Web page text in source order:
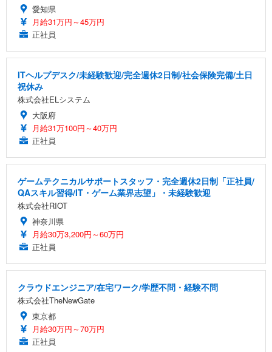
愛知県
月給31万円～45万円
正社員
ITヘルプデスク/未経験歓迎/完全週休2日制/社会保険完備/土日
祝休み
株式会社ELシステム
大阪府
月給31万100円～40万円
正社員
ゲームテクニカルサポートスタッフ・完全週休2日制「正社員/
QAスキル習得/IT・ゲーム業界志望」・未経験歓迎
株式会社RIOT
神奈川県
月給30万3,200円～60万円
正社員
クラウドエンジニア/在宅ワーク/学歴不問・経験不問
株式会社TheNewGate
東京都
月給30万円～70万円
正社員